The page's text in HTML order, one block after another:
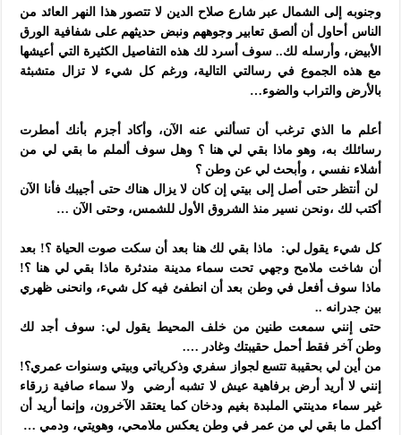
وجنوبه إلى الشمال عبر شارع صلاح الدين لا تتصور هذا النهر العائد من
الناس أحاول أن ألصق تعابير وجوههم ونبض حديثهم على شفافية الورق
الأبيض، وأرسله لك.. سوف أسرد لك هذه التفاصيل الكثيرة التي أعيشها
مع هذه الجموع في رسالتي التالية، ورغم كل شيء لا تزال متشبثة
بالأرض والتراب والضوء…
أعلم ما الذي ترغب أن تسألني عنه الآن، وأكاد أجزم بأنك أمطرت
رسائلك به، وهو ماذا بقي لي هنا ؟ وهل سوف ألملم ما بقي لي من
أشلاء نفسي ، وأبحث لي عن وطن ؟
لن أنتظر حتى أصل إلى بيتي إن كان لا يزال هناك حتى أجيبك فأنا الآن
أكتب لك ،ونحن نسير منذ الشروق الأول للشمس، وحتى الآن …
كل شيء يقول لي: ماذا بقي لك هنا بعد أن سكت صوت الحياة ؟! بعد
أن شاخت ملامح وجهي تحت سماء مدينة مندثرة ماذا بقي لي هنا ؟!
ماذا سوف أفعل في وطن بعد أن انطفئ فيه كل شيء، وانحنى ظهري
بين جدرانه ..
حتى إنني سمعت طنين من خلف المحيط يقول لي: سوف أجد لك
وطن آخر فقط أحمل حقيبتك وغادر ….
من أين لي بحقيبة تتسع لجواز سفري وذكرياتي وبيتي وسنوات عمري؟!
إنني لا أريد أرض برفاهية عيش لا تشبه أرضي ولا سماء صافية زرقاء
غير سماء مدينتي الملبدة بغيم ودخان كما يعتقد الآخرون، وإنما أريد أن
أكمل ما بقي لي من عمر في وطن يعكس ملامحي، وهويتي، ودمي …